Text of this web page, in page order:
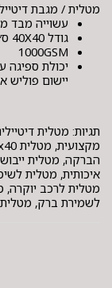
מטלית / מגבת
עשוייה מבד
גודל 40X40 ס״מ
1000GSM
יכולת ספיגה
יישום פוליש
תגיות: מטלית
הברקה, מטלית
איכותית, מטלית
מטלית לרכב
לשמירת ברק,